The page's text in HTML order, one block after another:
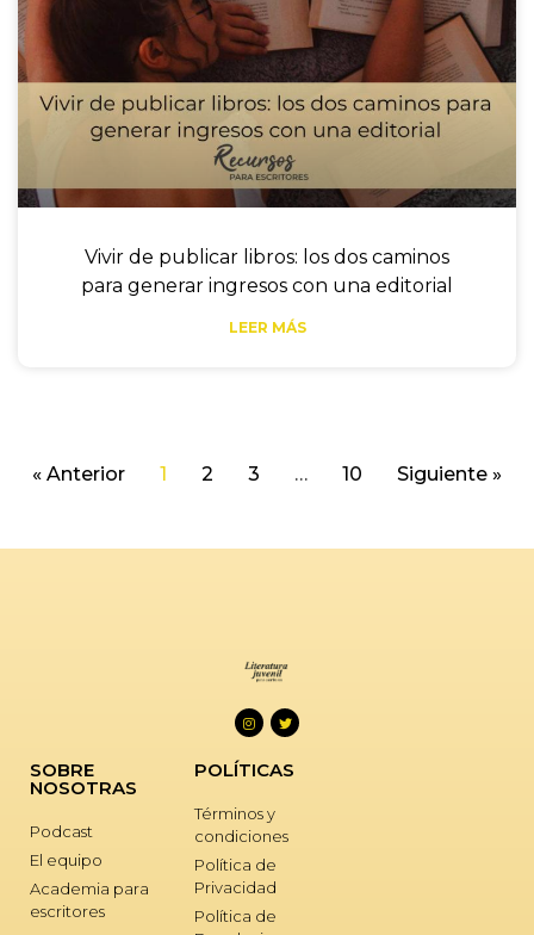
Vivir de publicar libros: los dos caminos
para generar ingresos con una editorial
LEER MÁS
« Anterior 1 2 3 … 10 Siguiente »
SOBRE
NOSOTRAS
Podcast
El equipo
Academia para
escritores
POLÍTICAS
Términos y
condiciones
Política de
Privacidad
Política de